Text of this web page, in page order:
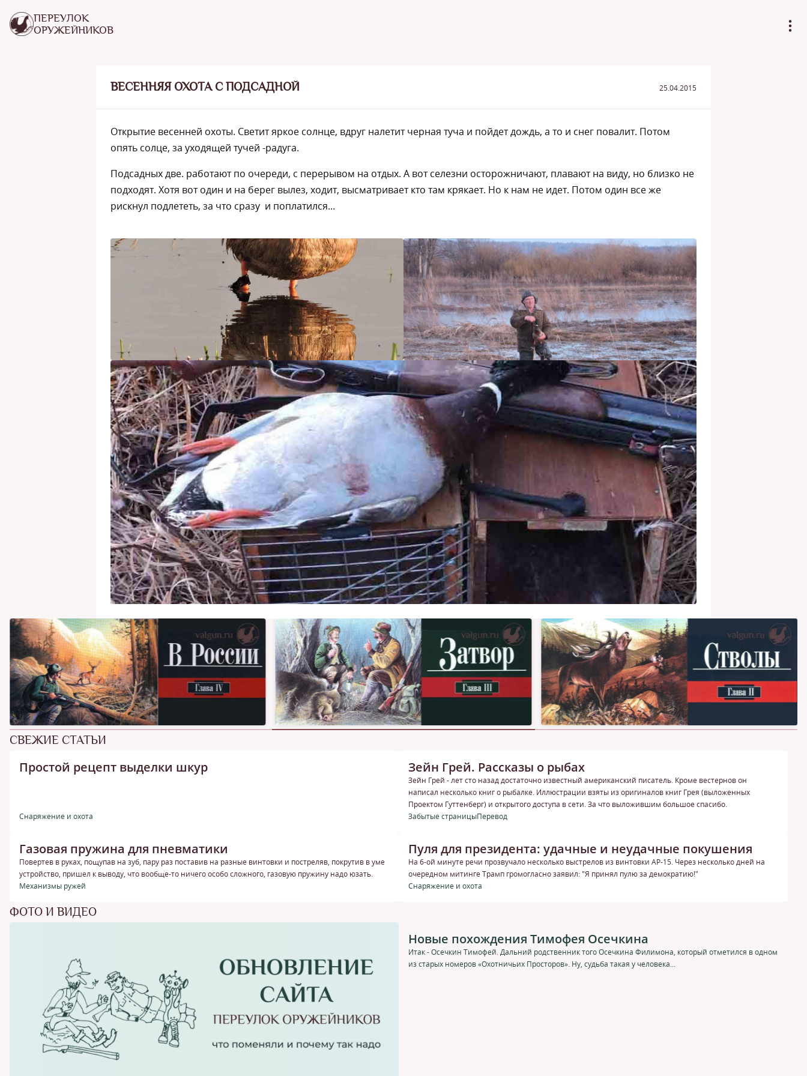
ПЕРЕУЛОК
ОРУЖЕЙНИКОВ
ВЕСЕННЯЯ ОХОТА С ПОДСАДНОЙ 25.04.2015
Открытие весенней охоты. Светит яркое солнце, вдруг налетит черная туча и пойдет дождь, а то и снег повалит. Потом
опять солце, за уходящей тучей -радуга.
Подсадных две. работают по очереди, с перерывом на отдых. А вот селезни осторожничают, плавают на виду, но близко не
подходят. Хотя вот один и на берег вылез, ходит, высматривает кто там крякает. Но к нам не идет. Потом один все же
рискнул подлететь, за что сразу и поплатился...
СВЕЖИЕ СТАТЬИ
Простой рецепт выделки шкур
Снаряжение и охота
Зейн Грей. Рассказы о рыбах
Зейн Грей - лет сто назад достаточно известный американский писатель. Кроме вестернов он
написал несколько книг о рыбалке. Иллюстрации взяты из оригиналов книг Грея (выложенных
Проектом Гуттенберг) и открытого доступа в сети. За что выложившим большое спасибо.
Забытые страницыПеревод
Газовая пружина для пневматики
Повертев в руках, пощупав на зуб, пару раз поставив на разные винтовки и постреляв, покрутив в уме
устройство, пришел к выводу, что вообще-то ничего особо сложного, газовую пружину надо юзать.
Механизмы ружей
Пуля для президента: удачные и неудачные покушения
На 6-ой минуте речи прозвучало несколько выстрелов из винтовки АР-15. Через несколько дней на
очередном митинге Трамп громогласно заявил: "Я принял пулю за демократию!"
Снаряжение и охота
ФОТО И ВИДЕО
Новые похождения Тимофея Осечкина
Итак - Осечкин Тимофей. Дальний родственник того Осечкина Филимона, который отметился в одном
из старых номеров «Охотничьих Просторов». Ну, судьба такая у человека...